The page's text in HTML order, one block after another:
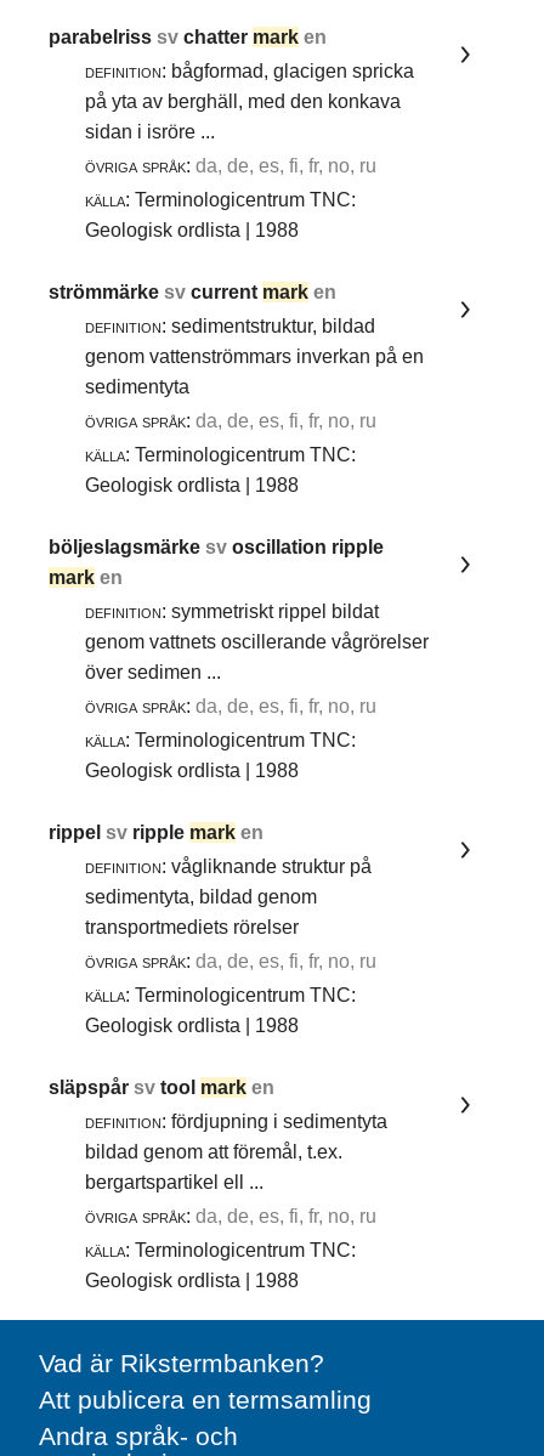
parabelrisssvchatter mark en
definition: bågformad, glacigen spricka
på yta av berghäll, med den konkava
sidan i isröre ...
övriga språk: da, de, es, fi, fr, no, ru
källa: Terminologicentrum TNC:
Geologisk ordlista | 1988
strömmärkesvcurrent mark en
definition: sedimentstruktur, bildad
genom vattenströmmars inverkan på en
sedimentyta
övriga språk: da, de, es, fi, fr, no, ru
källa: Terminologicentrum TNC:
Geologisk ordlista | 1988
böljeslagsmärkesvoscillation ripple
mark en
definition: symmetriskt rippel bildat
genom vattnets oscillerande vågrörelser
över sedimen ...
övriga språk: da, de, es, fi, fr, no, ru
källa: Terminologicentrum TNC:
Geologisk ordlista | 1988
rippelsv ripple mark en
definition: vågliknande struktur på
sedimentyta, bildad genom
transportmediets rörelser
övriga språk: da, de, es, fi, fr, no, ru
källa: Terminologicentrum TNC:
Geologisk ordlista | 1988
släpspårsvtool mark en
definition: fördjupning i sedimentyta
bildad genom att föremål, t.ex.
bergartspartikel ell ...
övriga språk: da, de, es, fi, fr, no, ru
källa: Terminologicentrum TNC:
Geologisk ordlista | 1988
Vad är Rikstermbanken?
Att publicera en termsamling
Andra språk- och